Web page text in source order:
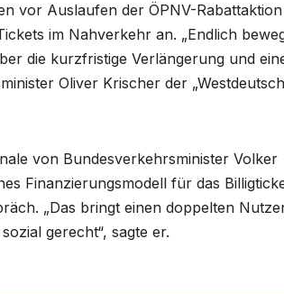
vor Auslaufen der ÖPNV-Rabattaktion
im Nahverkehr an. „Endlich
die kurzfristige Verlängerung und
Oliver Krischer der
von Bundesverkehrsminister Volker
Finanzierungsmodell für das
„Das bringt einen doppelten
gerecht“, sagte er.